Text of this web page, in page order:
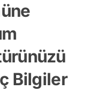
Bilgiler